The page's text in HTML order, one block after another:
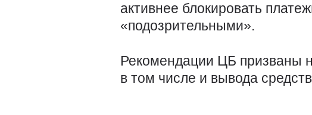
активнее блокировать
«подозрительными».
Рекомендации ЦБ призваны
в том числе и вывода